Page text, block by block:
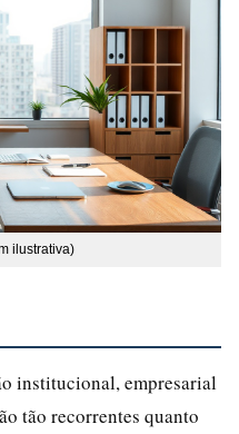
ilustrativa)
institucional, empresarial
tão recorrentes quanto